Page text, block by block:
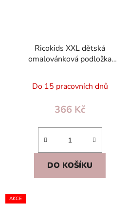
Ricokids XXL dětská
omalovánková podložka
ZDARMA EVA
Do 15 pracovních dnů
366 Kč
DO KOŠÍKU
AKCE